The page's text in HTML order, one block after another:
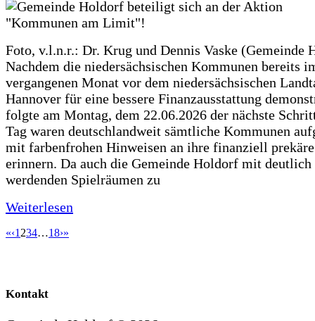
Foto, v.l.n.r.: Dr. Krug und Dennis Vaske (Gemeinde
Nachdem die niedersächsischen Kommunen bereits
vergangenen Monat vor dem niedersächsischen
Hannover für eine bessere Finanzausstattung
folgte am Montag, dem 22.06.2026 der nächste
Tag waren deutschlandweit sämtliche Kommunen
mit farbenfrohen Hinweisen an ihre finanziell
erinnern. Da auch die Gemeinde Holdorf mit deutlich
werdenden Spielräumen zu
Weiterlesen
«‹1 234…18›»
Kontakt